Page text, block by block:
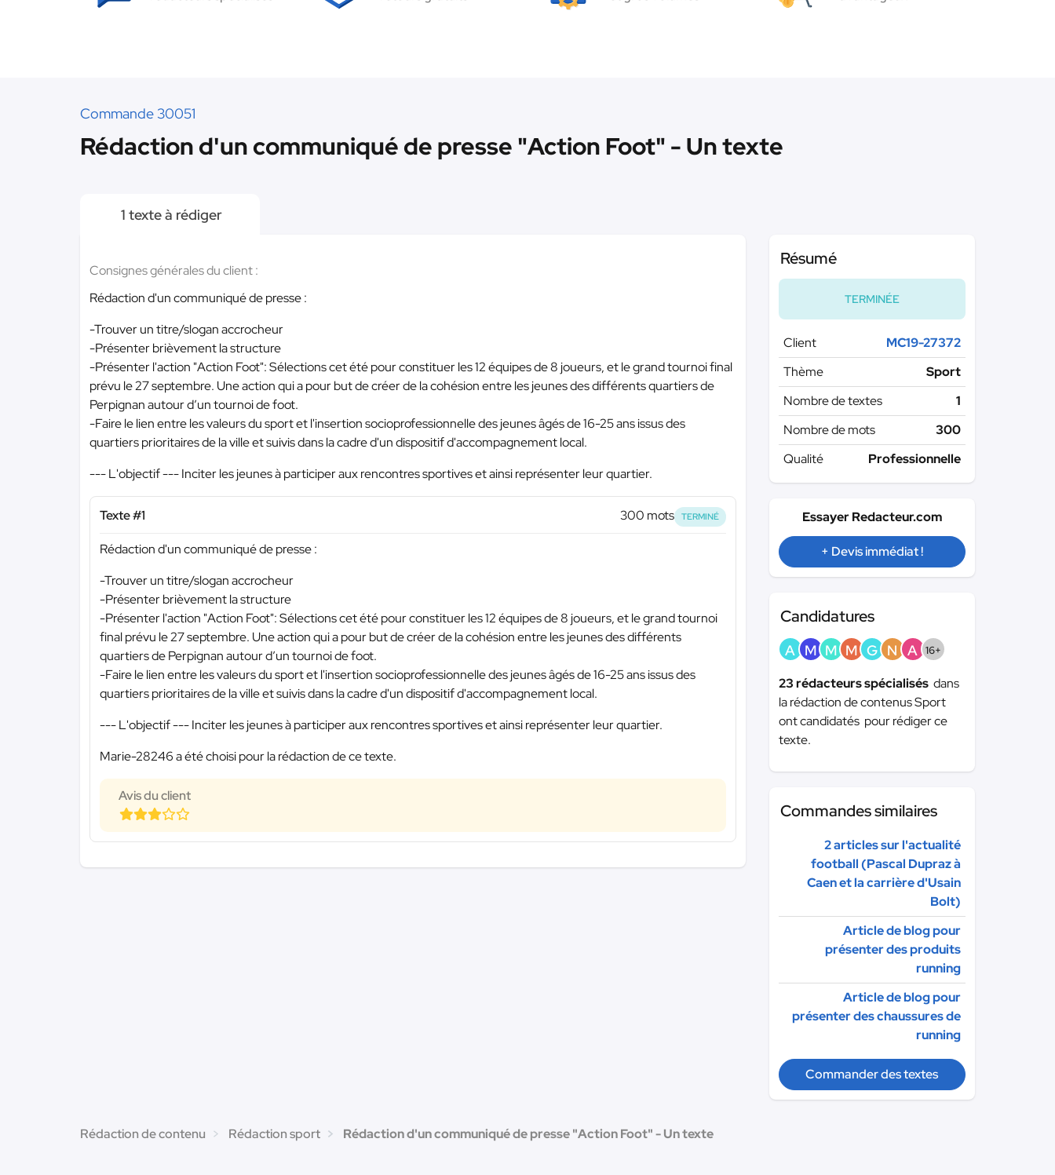
Commande 30051
Rédaction d'un communiqué de presse "Action Foot" - Un texte
1 texte à rédiger
Consignes générales du client :
Rédaction d'un communiqué de presse :
-Trouver un titre/slogan accrocheur
-Présenter brièvement la structure
-Présenter l'action "Action Foot": Sélections cet été pour constituer les 12 équipes de 8 joueurs, et le grand tournoi final
prévu le 27 septembre. Une action qui a pour but de créer de la cohésion entre les jeunes des différents quartiers de
Perpignan autour d’un tournoi de foot.
-Faire le lien entre les valeurs du sport et l'insertion socioprofessionnelle des jeunes âgés de 16-25 ans issus des
quartiers prioritaires de la ville et suivis dans la cadre d'un dispositif d'accompagnement local.
--- L'objectif --- Inciter les jeunes à participer aux rencontres sportives et ainsi représenter leur quartier.
Texte #1 300 mots TERMINÉ
Rédaction d'un communiqué de presse :
-Trouver un titre/slogan accrocheur
-Présenter brièvement la structure
-Présenter l'action "Action Foot": Sélections cet été pour constituer les 12 équipes de 8 joueurs, et le grand tournoi
final prévu le 27 septembre. Une action qui a pour but de créer de la cohésion entre les jeunes des différents
quartiers de Perpignan autour d’un tournoi de foot.
-Faire le lien entre les valeurs du sport et l'insertion socioprofessionnelle des jeunes âgés de 16-25 ans issus des
quartiers prioritaires de la ville et suivis dans la cadre d'un dispositif d'accompagnement local.
--- L'objectif --- Inciter les jeunes à participer aux rencontres sportives et ainsi représenter leur quartier.
Marie-28246 a été choisi pour la rédaction de ce texte.
Avis du client
Résumé
TERMINÉE
Client
MC19-27372
Thème
Sport
Nombre de textes
1
Nombre de mots
300
Qualité
Professionnelle
Essayer Redacteur.com
+ Devis immédiat !
Candidatures
A M M M G N A 16+
23 rédacteurs spécialisés dans
la rédaction de contenus Sport
ont candidatés pour rédiger ce
texte.
Commandes similaires
2 articles sur l'actualité
football (Pascal Dupraz à
Caen et la carrière d'Usain
Bolt)
Article de blog pour
présenter des produits
running
Article de blog pour
présenter des chaussures de
running
Commander des textes
Rédaction de contenu Rédaction sport Rédaction d'un communiqué de presse "Action Foot" - Un texte